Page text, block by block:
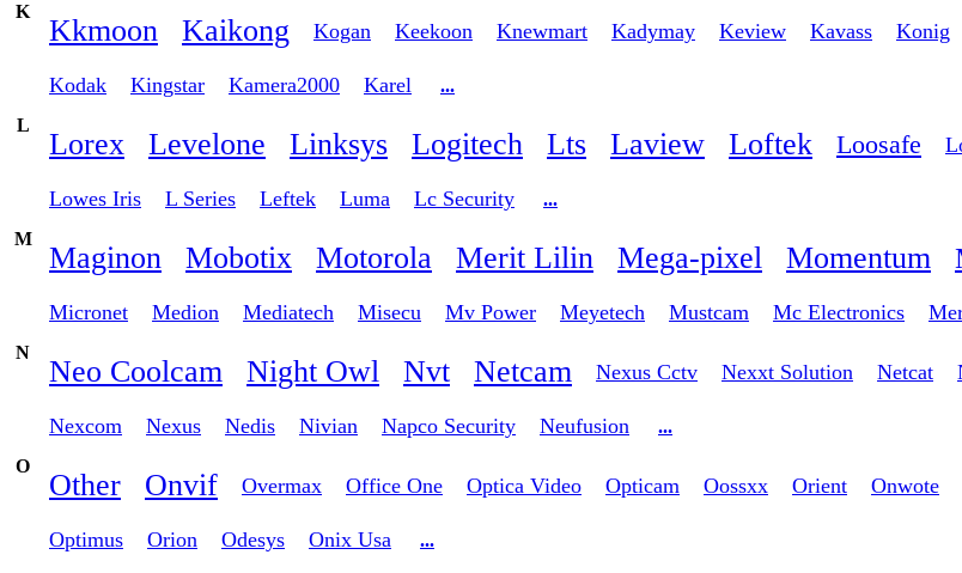
K
Kkmoon Kaikong Kogan Keekoon Knewmart Kadymay Keview Kavass Konig
Kodak Kingstar Kamera2000 Karel
...
L
Lorex Levelone Linksys Logitech Lts Laview Loftek Loosafe
Lowes Iris L Series Leftek Luma Lc Security
...
M
Maginon Mobotix Motorola Merit Lilin Mega-pixel Momentum
Micronet Medion Mediatech Misecu Mv Power Meyetech Mustcam Mc Electronics
N
Neo Coolcam Night Owl Nvt Netcam Nexus Cctv Nexxt Solution Netcat
Nexcom Nexus Nedis Nivian Napco Security Neufusion
...
O
Other Onvif Overmax Office One Optica Video Opticam Oossxx Orient Onwote
Optimus Orion Odesys Onix Usa
...